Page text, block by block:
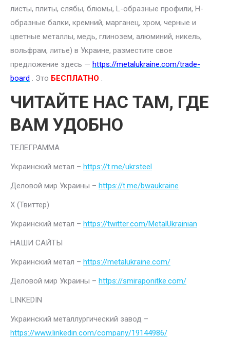
листы, плиты, слябы, блюмы, L-образные профили, H-
образные балки, кремний, марганец, хром, черные и
цветные металлы, медь, глинозем, алюминий, никель,
вольфрам, литье) в Украине, разместите свое
предложение здесь — https://metalukraine.com/trade-
board . Это БЕСПЛАТНО .
ЧИТАЙТЕ НАС ТАМ, ГДЕ
ВАМ УДОБНО
ТЕЛЕГРАММА
Украинский метал – https://t.me/ukrsteel
Деловой мир Украины – https://t.me/bwaukraine
Х (Твиттер)
Украинский метал – https://twitter.com/MetalUkrainian
НАШИ САЙТЫ
Украинский метал – https://metalukraine.com/
Деловой мир Украины – https://smiraponitke.com/
LINKEDIN
Украинский металлургический завод –
https://www.linkedin.com/company/19144986/